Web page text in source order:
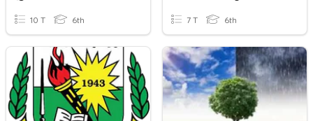
10 T 6th 7 T 6th